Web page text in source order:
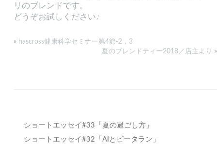
リのブレンドです。
どうぞお試しください♪
« hascross健康科学セミナー第4節-2，3
夏のブレンドティー2018／店主より »
ショートエッセイ#33「夏の過ごし方」
ショートエッセイ#32「AIとビータラン」